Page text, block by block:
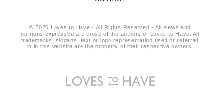
© 2026 Loves to Have - All Rights Reserved - All views and
opinions expressed are those of the authors of Loves to Have. All
trademarks, slogans, text or logo representation used or referred
to in this website are the property of their respective owners.